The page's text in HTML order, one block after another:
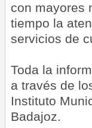
con mayores
tiempo la
servicios de
Toda la
a través de
Instituto
Badajoz.